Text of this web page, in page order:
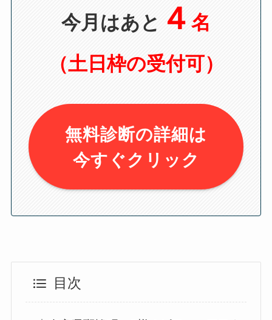
今月はあと ４ 名
（土日枠の受付可）
無料診断の詳細は
今すぐクリック
目次